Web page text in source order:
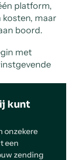
platform,
kosten, maar
boord.
met
kunt
onzekere
een
zending